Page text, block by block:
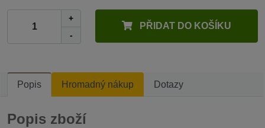
+
-
PŘIDAT DO KOŠÍKU
Popis Hromadný nákup Dotazy
Popis zboží